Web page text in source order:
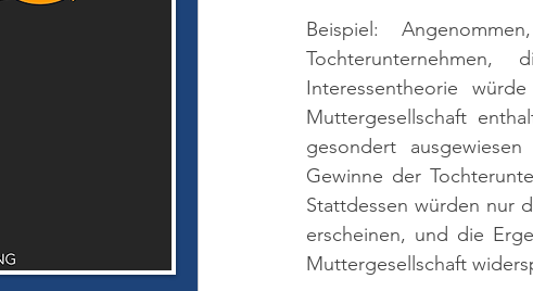
Beispiel:
Interessentheorie
Muttergesellschaft
gesondert
Gewinne der
Stattdessen würden nur
erscheinen, und die
Muttergesellschaft